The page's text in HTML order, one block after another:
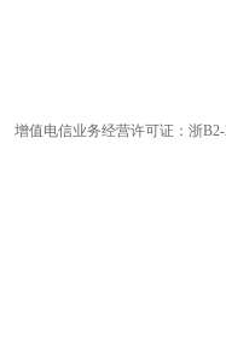
增值电信业务经营许可证：浙